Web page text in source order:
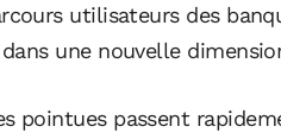
utilisateurs des
une nouvelle
pointues passent